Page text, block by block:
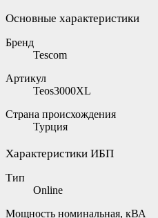
Основные характеристики
Бренд
Tescom
Артикул
Teos3000XL
Страна происхождения
Турция
Характеристики ИБП
Тип
Online
Мощность номинальная, кВА